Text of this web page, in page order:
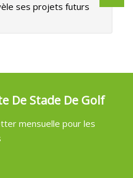
ses projets futurs
De Stade De Golf
mensuelle pour les